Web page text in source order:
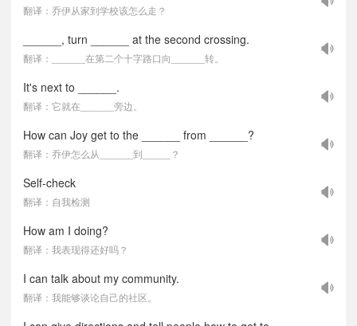
翻译：乔伊从家到学校该怎么走？
______, turn ______ at the second crossing.
翻译：______在第二个十字路口向______转。
It's next to ______.
翻译：它就在______旁边。
How can Joy get to the ______ from ______?
翻译：乔伊怎么从______到_____？
Self-check
翻译：自我检测
How am I doing?
翻译：我表现得还好吗？
I can talk about my community.
翻译：我能够谈论自己的社区。